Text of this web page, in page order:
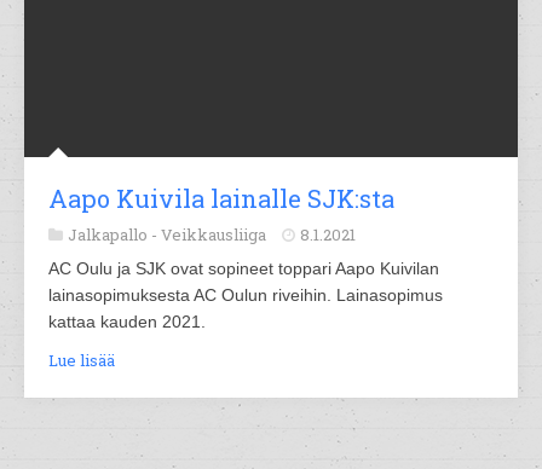
Aapo Kuivila lainalle SJK:sta
Jalkapallo - Veikkausliiga 8.1.2021
AC Oulu ja SJK ovat sopineet toppari Aapo Kuivilan
lainasopimuksesta AC Oulun riveihin. Lainasopimus
kattaa kauden 2021.
Lue lisää